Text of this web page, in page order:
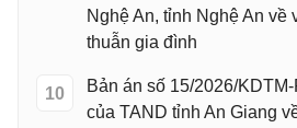
Nghệ An, tỉnh Nghệ An về
thuẫn gia đình
10
Bản án số 15/2026/
của TAND tỉnh An Giang